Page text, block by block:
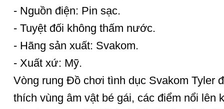
- Nguồn điện: Pin sạc.
- Tuyệt đối không thấm nước.
- Hãng sản xuất: Svakom.
- Xuất xứ: Mỹ.
Vòng rung Đồ chơi tình dục Svakom Tyler
thích vùng âm vật bé gái, các điểm nổi lên